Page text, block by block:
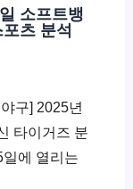
소프트뱅
츠 분석
구] 2025년
타이거즈 분
에 열리는